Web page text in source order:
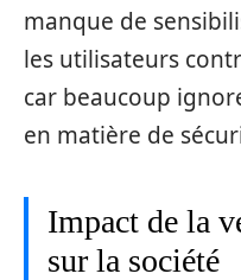
manque de
les utilisateurs
car beaucoup
en matière de
Impact de la
sur la société